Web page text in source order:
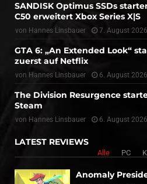
SANDISK Optimus SSDs
C50 erweitert Xbox Series X|S
von Hannes Linsbauer 7. August 2026
GTA 6: „An Extended Look“
zuerst auf Netflix
von Hannes Linsbauer 6. August 2026
The Division Resurgence
Steam
von Hannes Linsbauer 6. August 2026
LATEST REVIEWS
Alle PC
Anomaly